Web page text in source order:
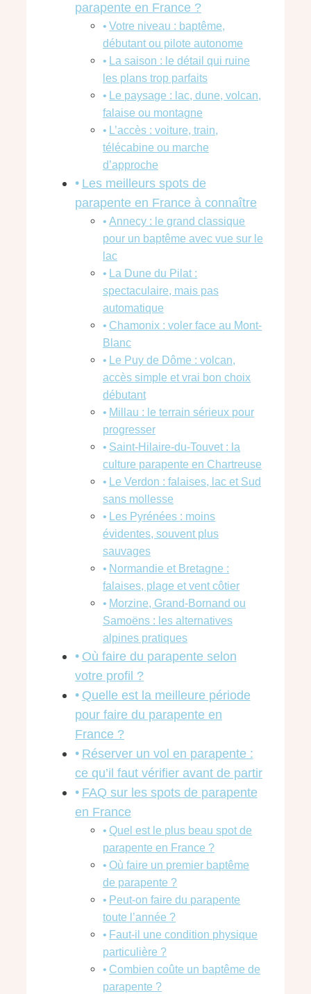
parapente en France ?
Votre niveau : baptême,
débutant ou pilote autonome
La saison : le détail qui ruine
les plans trop parfaits
Le paysage : lac, dune, volcan,
falaise ou montagne
L’accès : voiture, train,
télécabine ou marche
d’approche
Les meilleurs spots de
parapente en France à connaître
Annecy : le grand classique
pour un baptême avec vue sur le
lac
La Dune du Pilat :
spectaculaire, mais pas
automatique
Chamonix : voler face au Mont-
Blanc
Le Puy de Dôme : volcan,
accès simple et vrai bon choix
débutant
Millau : le terrain sérieux pour
progresser
Saint-Hilaire-du-Touvet : la
culture parapente en Chartreuse
Le Verdon : falaises, lac et Sud
sans mollesse
Les Pyrénées : moins
évidentes, souvent plus
sauvages
Normandie et Bretagne :
falaises, plage et vent côtier
Morzine, Grand-Bornand ou
Samoëns : les alternatives
alpines pratiques
Où faire du parapente selon
votre profil ?
Quelle est la meilleure période
pour faire du parapente en
France ?
Réserver un vol en parapente :
ce qu’il faut vérifier avant de partir
FAQ sur les spots de parapente
en France
Quel est le plus beau spot de
parapente en France ?
Où faire un premier baptême
de parapente ?
Peut-on faire du parapente
toute l’année ?
Faut-il une condition physique
particulière ?
Combien coûte un baptême de
parapente ?